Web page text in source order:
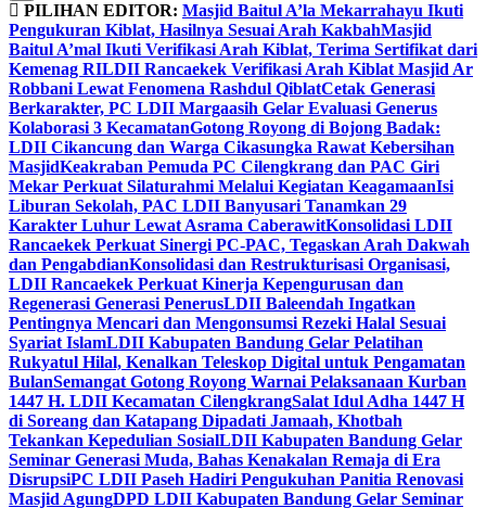
PILIHAN EDITOR: Masjid Baitul A’la Mekarrahayu Ikuti
Pengukuran Kiblat, Hasilnya Sesuai Arah KakbahMasjid
Baitul A’mal Ikuti Verifikasi Arah Kiblat, Terima Sertifikat dari
Kemenag RILDII Rancaekek Verifikasi Arah Kiblat Masjid Ar
Robbani Lewat Fenomena Rashdul QiblatCetak Generasi
Berkarakter, PC LDII Margaasih Gelar Evaluasi Generus
Kolaborasi 3 KecamatanGotong Royong di Bojong Badak:
LDII Cikancung dan Warga Cikasungka Rawat Kebersihan
MasjidKeakraban Pemuda PC Cilengkrang dan PAC Giri
Mekar Perkuat Silaturahmi Melalui Kegiatan KeagamaanIsi
Liburan Sekolah, PAC LDII Banyusari Tanamkan 29
Karakter Luhur Lewat Asrama CaberawitKonsolidasi LDII
Rancaekek Perkuat Sinergi PC-PAC, Tegaskan Arah Dakwah
dan PengabdianKonsolidasi dan Restrukturisasi Organisasi,
LDII Rancaekek Perkuat Kinerja Kepengurusan dan
Regenerasi Generasi PenerusLDII Baleendah Ingatkan
Pentingnya Mencari dan Mengonsumsi Rezeki Halal Sesuai
Syariat IslamLDII Kabupaten Bandung Gelar Pelatihan
Rukyatul Hilal, Kenalkan Teleskop Digital untuk Pengamatan
BulanSemangat Gotong Royong Warnai Pelaksanaan Kurban
1447 H. LDII Kecamatan CilengkrangSalat Idul Adha 1447 H
di Soreang dan Katapang Dipadati Jamaah, Khotbah
Tekankan Kepedulian SosialLDII Kabupaten Bandung Gelar
Seminar Generasi Muda, Bahas Kenakalan Remaja di Era
DisrupsiPC LDII Paseh Hadiri Pengukuhan Panitia Renovasi
Masjid AgungDPD LDII Kabupaten Bandung Gelar Seminar